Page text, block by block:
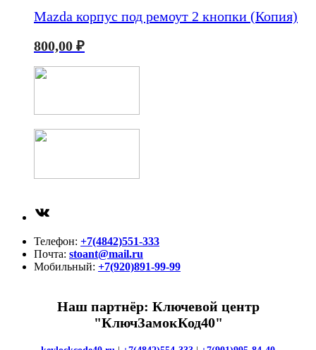
Mazda корпус под ремоут 2 кнопки (Копия)
800,00 ₽
Телефон: +7(4842)551-333
Почта: stoant@mail.ru
Мобильный: +7(920)891-99-99
Наш партнёр: Ключевой центр
"КлючЗамокКод40"